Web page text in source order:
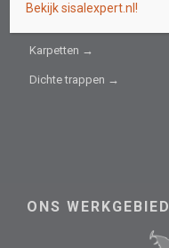
Karpetten →
Dichte trappen →
ONS WERKGEBIED
Bekijk sisalexpert.nl!